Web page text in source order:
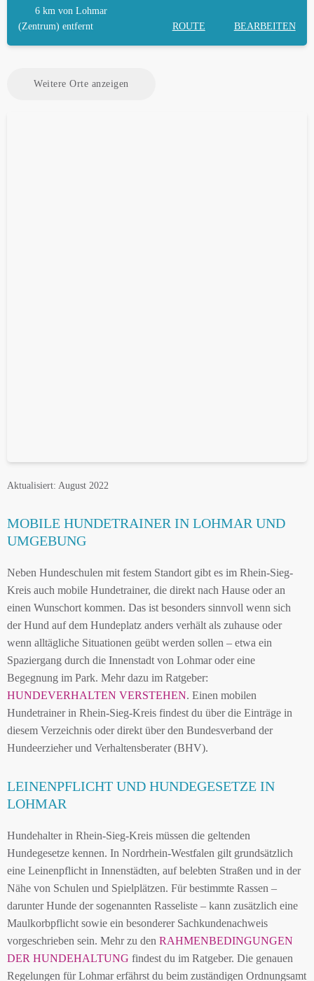
6 km von Lohmar
(Zentrum) entfernt
ROUTE BEARBEITEN
Weitere Orte anzeigen
Aktualisiert: August 2022
MOBILE HUNDETRAINER IN LOHMAR UND
UMGEBUNG
Neben Hundeschulen mit festem Standort gibt es im Rhein-Sieg-
Kreis auch mobile Hundetrainer, die direkt nach Hause oder an
einen Wunschort kommen. Das ist besonders sinnvoll wenn sich
der Hund auf dem Hundeplatz anders verhält als zuhause oder
wenn alltägliche Situationen geübt werden sollen – etwa ein
Spaziergang durch die Innenstadt von Lohmar oder eine
Begegnung im Park. Mehr dazu im Ratgeber:
HUNDEVERHALTEN VERSTEHEN. Einen mobilen
Hundetrainer in Rhein-Sieg-Kreis findest du über die Einträge in
diesem Verzeichnis oder direkt über den Bundesverband der
Hundeerzieher und Verhaltensberater (BHV).
LEINENPFLICHT UND HUNDEGESETZE IN
LOHMAR
Hundehalter in Rhein-Sieg-Kreis müssen die geltenden
Hundegesetze kennen. In Nordrhein-Westfalen gilt grundsätzlich
eine Leinenpflicht in Innenstädten, auf belebten Straßen und in der
Nähe von Schulen und Spielplätzen. Für bestimmte Rassen –
darunter Hunde der sogenannten Rasseliste – kann zusätzlich eine
Maulkorbpflicht sowie ein besonderer Sachkundenachweis
vorgeschrieben sein. Mehr zu den RAHMENBEDINGUNGEN
DER HUNDEHALTUNG findest du im Ratgeber. Die genauen
Regelungen für Lohmar erfährst du beim zuständigen Ordnungsamt